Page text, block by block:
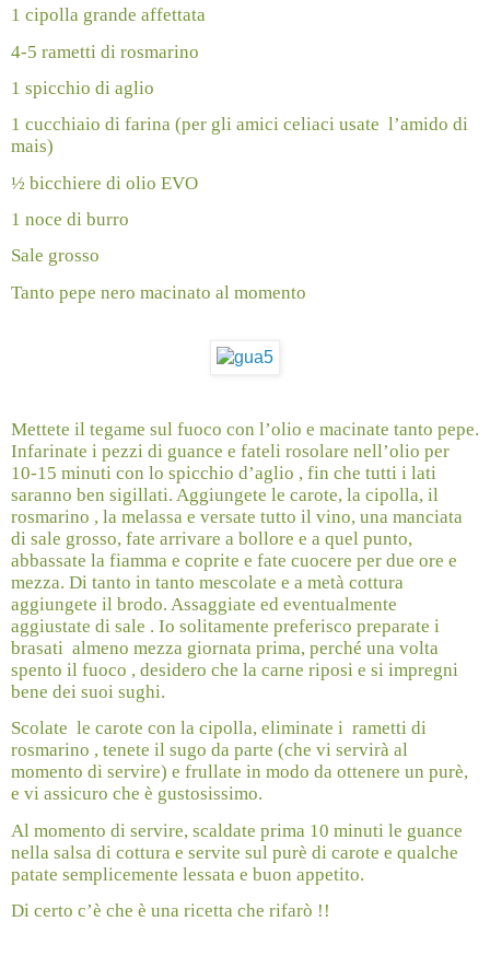
1 cipolla grande affettata
4-5 rametti di rosmarino
1 spicchio di aglio
1 cucchiaio di farina (per gli amici celiaci usate l’amido di
mais)
½ bicchiere di olio EVO
1 noce di burro
Sale grosso
Tanto pepe nero macinato al momento
Mettete il tegame sul fuoco con l’olio e macinate tanto pepe.
Infarinate i pezzi di guance e fateli rosolare nell’olio per
10-15 minuti con lo spicchio d’aglio , fin che tutti i lati
saranno ben sigillati. Aggiungete le carote, la cipolla, il
rosmarino , la melassa e versate tutto il vino, una manciata
di sale grosso, fate arrivare a bollore e a quel punto,
abbassate la fiamma e coprite e fate cuocere per due ore e
mezza. Di tanto in tanto mescolate e a metà cottura
aggiungete il brodo. Assaggiate ed eventualmente
aggiustate di sale . Io solitamente preferisco preparate i
brasati almeno mezza giornata prima, perché una volta
spento il fuoco , desidero che la carne riposi e si impregni
bene dei suoi sughi.
Scolate le carote con la cipolla, eliminate i rametti di
rosmarino , tenete il sugo da parte (che vi servirà al
momento di servire) e frullate in modo da ottenere un purè,
e vi assicuro che è gustosissimo.
Al momento di servire, scaldate prima 10 minuti le guance
nella salsa di cottura e servite sul purè di carote e qualche
patate semplicemente lessata e buon appetito.
Di certo c’è che è una ricetta che rifarò !!